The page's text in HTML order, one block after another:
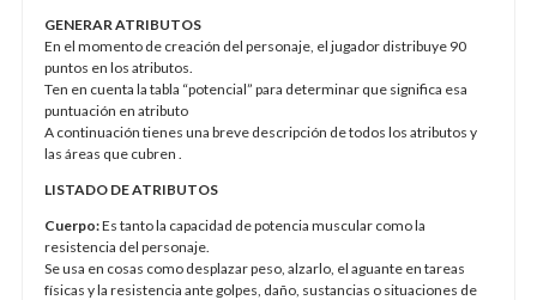
GENERAR ATRIBUTOS
En el momento de creación del personaje, el jugador distribuye 90
puntos en los atributos.
Ten en cuenta la tabla “potencial” para determinar que significa esa
puntuación en atributo
A continuación tienes una breve descripción de todos los atributos y
las áreas que cubren .
LISTADO DE ATRIBUTOS
Cuerpo:Es tanto la capacidad de potencia muscular como la
resistencia del personaje.
Se usa en cosas como desplazar peso, alzarlo, el aguante en tareas
físicas y la resistencia ante golpes, daño, sustancias o situaciones de